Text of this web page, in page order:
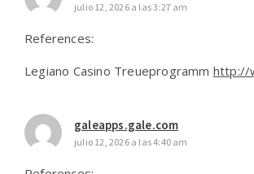
julio 12, 2026 a las 3:27 am
References:
Legiano Casino Treueprogramm http://
galeapps.gale.com
julio 12, 2026 a las 4:40 am